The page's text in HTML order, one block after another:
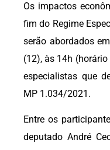
Os impactos
fim do Regime
serão abordados
(12), às 14h
especialistas que
MP 1.034/2021.
Entre os
deputado André